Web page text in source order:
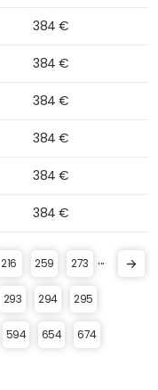
384 €
384 €
384 €
384 €
384 €
384 €
216 259 273
293 294 295
594 654 674